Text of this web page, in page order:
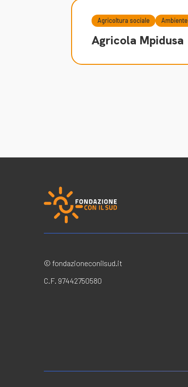
Agricoltura sociale Ambiente
Agricola Mpidusa
© fondazioneconilsud.it
C.F. 97442750580